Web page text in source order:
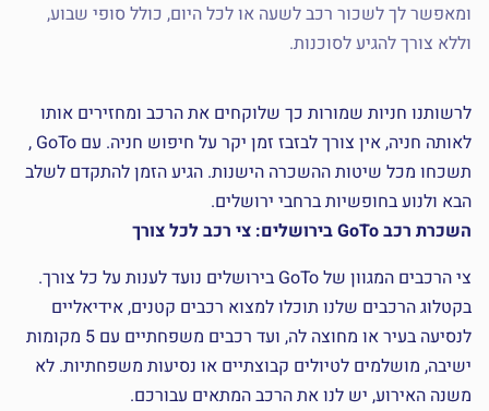
ומאפשר לך לשכור רכב לשעה או לכל היום, כולל סופי שבוע,
וללא צורך להגיע לסוכנות.
לרשותנו חניות שמורות כך שלוקחים את הרכב ומחזירים אותו
לאותה חניה, אין צורך לבזבז זמן יקר על חיפוש חניה. עם GoTo ,
תשכחו מכל שיטות ההשכרה הישנות. הגיע הזמן להתקדם לשלב
הבא ולנוע בחופשיות ברחבי ירושלים.
השכרת רכב GoTo בירושלים: צי רכב לכל צורך
צי הרכבים המגוון של GoTo בירושלים נועד לענות על כל צורך.
בקטלוג הרכבים שלנו תוכלו למצוא רכבים קטנים, אידיאליים
לנסיעה בעיר או מחוצה לה, ועד רכבים משפחתיים עם 5 מקומות
ישיבה, מושלמים לטיולים קבוצתיים או נסיעות משפחתיות. לא
משנה האירוע, יש לנו את הרכב המתאים עבורכם.